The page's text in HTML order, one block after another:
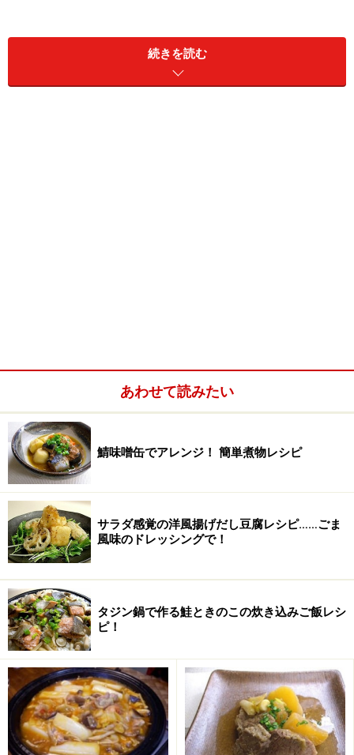
この甘酢漬けは玉ねぎのスライスと和えたり、アボカド
に加えたりとアレンジも楽しめます。細かく刻んで寿司
■甘酢
酢 80ml
砂糖 三温糖80g
水
新生姜の甘酢漬けの作り方・手順
■新生姜の甘酢漬け
続きを読む
あわせて読みたい
鯖味噌缶でアレンジ！ 簡単煮物レシピ
サラダ感覚の洋風揚げだし豆腐レシピ……ごま
風味のドレッシングで！
タジン鍋で作る鮭ときのこの炊き込みご飯レシ
ピ！